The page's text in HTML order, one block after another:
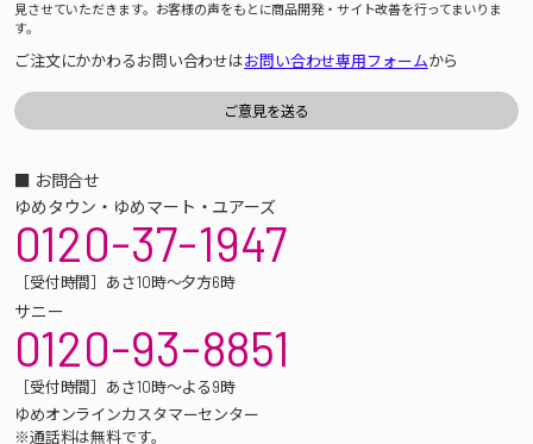
見させていただきます。お客様の声をもとに商品開発・サイト改善を行ってまいりま
す。
ご注文にかかわるお問い合わせはお問い合わせ専用フォームから
■ お問合せ
ゆめタウン・ゆめマート・ユアーズ
0120-37-1947
［受付時間］あさ10時～夕方6時
サニー
0120-93-8851
［受付時間］あさ10時～よる9時
ゆめオンラインカスタマーセンター
※通話料は無料です。